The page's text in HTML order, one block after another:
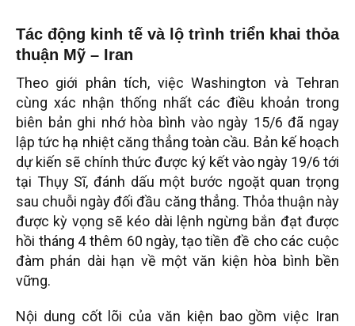
Tác động kinh tế và lộ trình triển khai thỏa
thuận Mỹ – Iran
Theo giới phân tích, việc Washington và Tehran
cùng xác nhận thống nhất các điều khoản trong
biên bản ghi nhớ hòa bình vào ngày 15/6 đã ngay
lập tức hạ nhiệt căng thẳng toàn cầu. Bản kế hoạch
dự kiến sẽ chính thức được ký kết vào ngày 19/6 tới
tại Thụy Sĩ, đánh dấu một bước ngoặt quan trọng
sau chuỗi ngày đối đầu căng thẳng. Thỏa thuận này
được kỳ vọng sẽ kéo dài lệnh ngừng bắn đạt được
hồi tháng 4 thêm 60 ngày, tạo tiền đề cho các cuộc
đàm phán dài hạn về một văn kiện hòa bình bền
vững.
Nội dung cốt lõi của văn kiện bao gồm việc Iran